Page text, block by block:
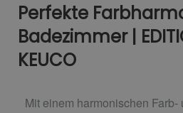
Perfekte
Badezimmer |
KEUCO
Mit einem harmonischen Farb-